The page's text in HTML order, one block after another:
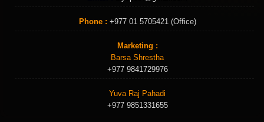
Phone : +977 01 5705421 (Office)
Marketing :
Barsa Shrestha
+977 9841729976
Yuva Raj Pahadi
+977 9851331655